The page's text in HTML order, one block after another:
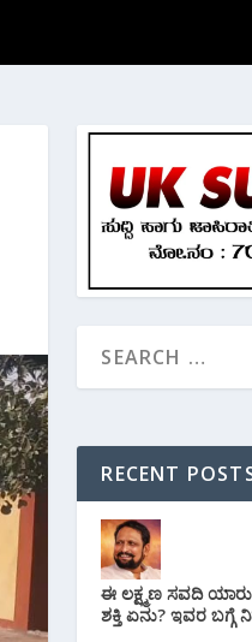
RECENT
ಈ ಲಕ್ಷ್ಮಣ ಸವದಿ
ಶಕ್ತಿ ಏನು? ಇವರ ಬಗ್ಗೆ